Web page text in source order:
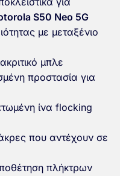
S50 Neo 5G
με μεταξένιο
μπλε
προστασία για
ίνα flocking
που αντέχουν σε
πλήκτρων